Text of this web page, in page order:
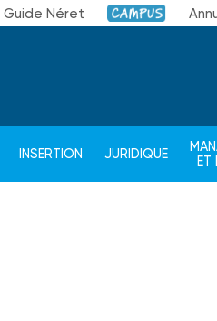
Guide Néret Campus
INSERTION JURIDIQUE
ET